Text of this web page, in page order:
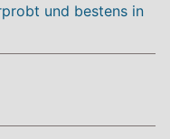
und bestens in